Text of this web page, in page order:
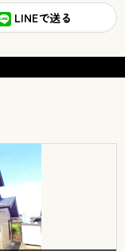
LINEで送る